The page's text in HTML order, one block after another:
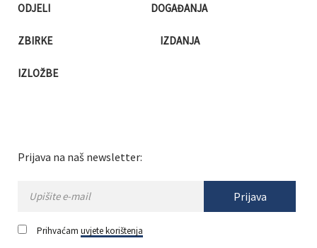
ODJELI
ZBIRKE
IZLOŽBE
DOGAĐANJA
IZDANJA
Prijava na naš newsletter:
Prijava
Prihvaćam uvjete korištenja